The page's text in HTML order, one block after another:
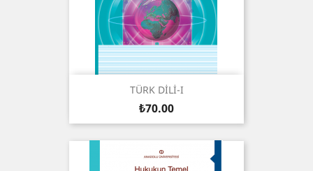
TÜRK DİLİ-I
Price
₺70.00